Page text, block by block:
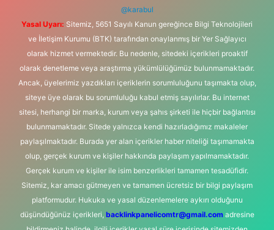
@karabul
Yasal Uyarı: Sitemiz, 5651 Sayılı Kanun gereğince Bilgi Teknolojileri
ve İletişim Kurumu (BTK) tarafından onaylanmış bir Yer Sağlayıcı
olarak hizmet vermektedir. Bu nedenle, sitedeki içerikleri proaktif
olarak denetleme veya araştırma yükümlülüğümüz bulunmamaktadır.
Ancak, üyelerimiz yazdıkları içeriklerin sorumluluğunu taşımakta olup,
siteye üye olarak bu sorumluluğu kabul etmiş sayılırlar. Bu internet
sitesi, herhangi bir marka, kurum veya şahıs şirketi ile hiçbir bağlantısı
bulunmamaktadır. Sitede yalnızca kendi hazırladığımız makaleler
paylaşılmaktadır. Burada yer alan içerikler haber niteliği taşımamakta
olup, gerçek kurum ve kişiler hakkında paylaşım yapılmamaktadır.
Gerçek kurum ve kişiler ile isim benzerlikleri tamamen tesadüfidir.
Sitemiz, kar amacı gütmeyen ve tamamen ücretsiz bir bilgi paylaşım
platformudur. Hukuka ve yasal düzenlemelere aykırı olduğunu
düşündüğünüz içerikleri, backlinkpanelicomtr@gmail.comadresine